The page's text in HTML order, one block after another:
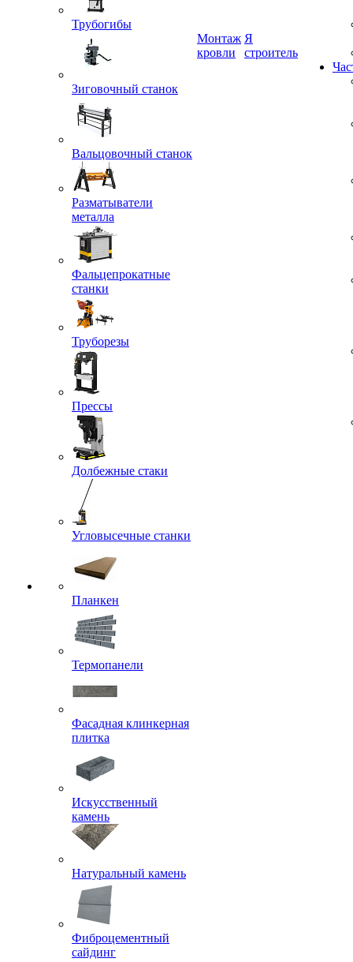
Трубогибы
Зиговочный станок
Вальцовочный станок
Разматыватели
металла
Фальцепрокатные
станки
Труборезы
Прессы
Долбежные стаки
Угловысечные станки
Планкен
Термопанели
Фасадная клинкерная
плитка
Искусственный
камень
Натуральный камень
Фиброцементный
сайдинг
Монтаж
Я